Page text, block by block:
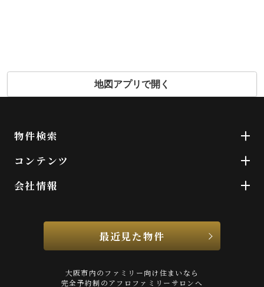
地図アプリで開く
物件検索
コンテンツ
会社情報
最近見た物件
大阪市内のファミリー向け住まいなら
完全予約制のアフロファミリーサロンへ